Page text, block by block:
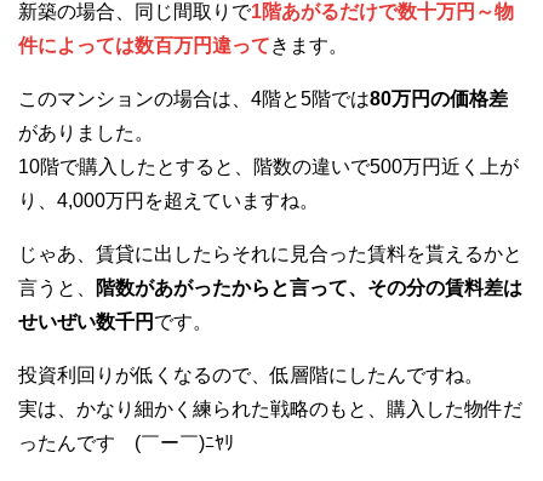
新築の場合、同じ間取りで1階あがるだけで数十万円～物
件によっては数百万円違ってきます。
このマンションの場合は、4階と5階では80万円の価格差
がありました。
10階で購入したとすると、階数の違いで500万円近く上が
り、4,000万円を超えていますね。
じゃあ、賃貸に出したらそれに見合った賃料を貰えるかと
言うと、
階数があがったからと言って、その分の賃料差は
せいぜい数千円 です。
投資利回りが低くなるので、低層階にしたんですね。
実は、かなり細かく練られた戦略のもと、購入した物件だ
ったんです (￣ー￣)ﾆﾔﾘ